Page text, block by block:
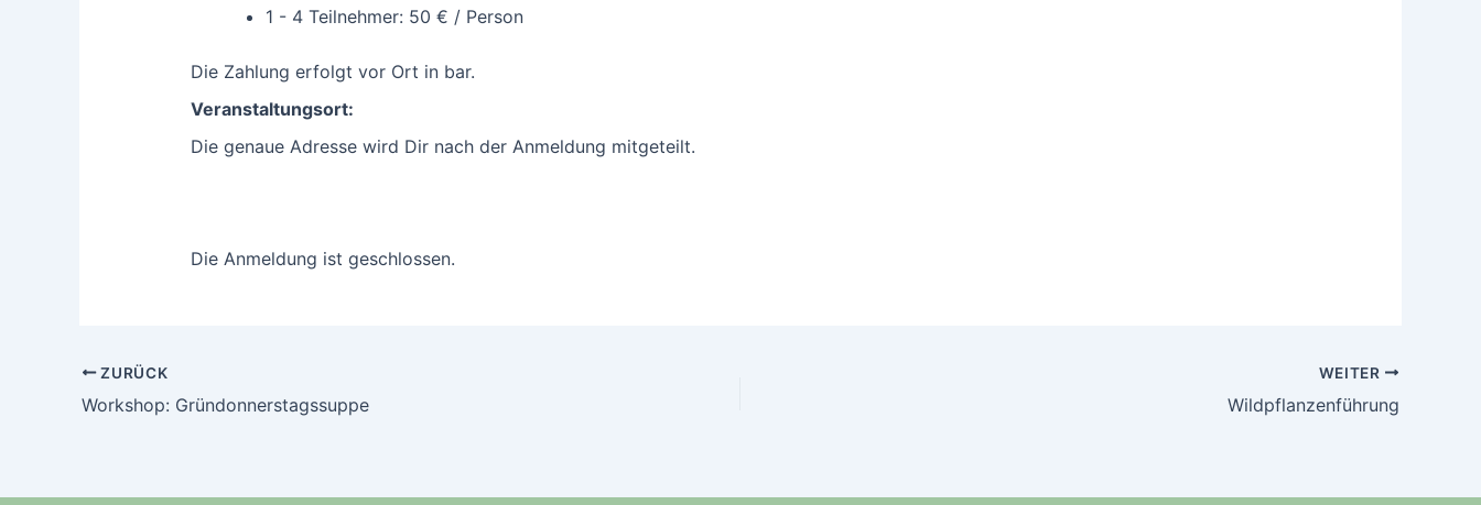
1 - 4 Teilnehmer: 50 € / Person
Die Zahlung erfolgt vor Ort in bar.
Veranstaltungsort:
Die genaue Adresse wird Dir nach der Anmeldung mitgeteilt.
Die Anmeldung ist geschlossen.
ZURÜCK
Workshop: Gründonnerstagssuppe
WEITER
Wildpflanzenführung